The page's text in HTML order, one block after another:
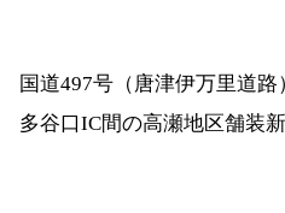
国道497号（唐津伊万里道
多谷口IC間の高瀬地区舗装新